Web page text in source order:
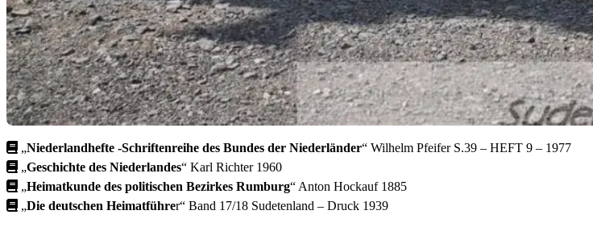
„Niederlandhefte -Schriftenreihe des Bundes der Niederländer“ Wilhelm Pfeifer S.39 – HEFT 9 – 1977
„Geschichte des Niederlandes“ Karl Richter 1960
„Heimatkunde des politischen Bezirkes Rumburg“ Anton Hockauf 1885
„Die deutschen Heimatführer“ Band 17/18 Sudetenland – Druck 1939